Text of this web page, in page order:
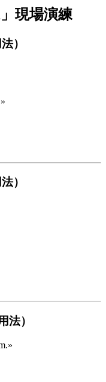
現場演練
）
）
法）